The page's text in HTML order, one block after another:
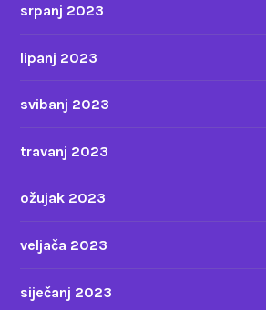
srpanj 2023
lipanj 2023
svibanj 2023
travanj 2023
ožujak 2023
veljača 2023
siječanj 2023